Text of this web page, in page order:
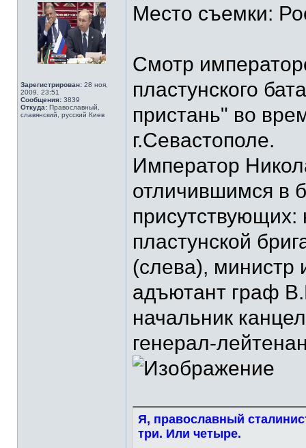
Зарегистрирован: 28 ноя,
2009, 23:51
Сообщения: 3839
Откуда: Православный,
славянский, русский Киев
Место съемки:
Смотр
пластунского
пристань" во
г.Севастополе.
Император
отличившимся в
присутствующих:
пластунской
(слева), министр
адъютант граф
начальник
генерал-
Я, православный
три. Или четыре.